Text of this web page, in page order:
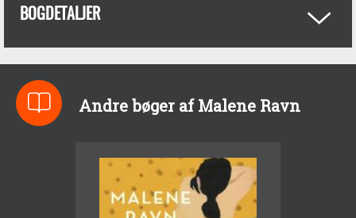
BOGDETALJER
Andre bøger af Malene Ravn